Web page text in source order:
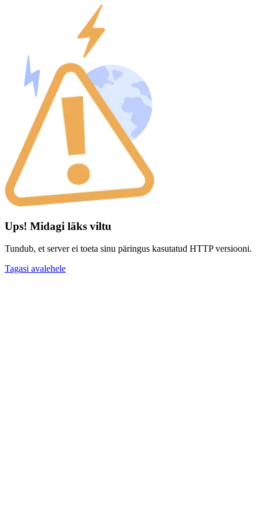
Ups! Midagi läks viltu
Tundub, et server ei toeta sinu päringus kasutatud HTTP versiooni.
Tagasi avalehele